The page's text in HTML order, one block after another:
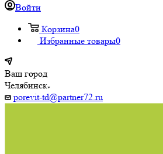
Войти
Корзина0
Избранные товары0
Ваш город
Челябинск
porevit-td@partner72.ru